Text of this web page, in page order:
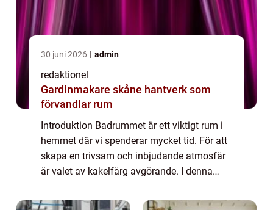
30 juni 2026 admin
redaktionel
Gardinmakare skåne hantverk som
förvandlar rum
Introduktion Badrummet är ett viktigt rum i
hemmet där vi spenderar mycket tid. För att
skapa en trivsam och inbjudande atmosfär
är valet av kakelfärg avgörande. I denna
över kakelfärg för badrum, present...